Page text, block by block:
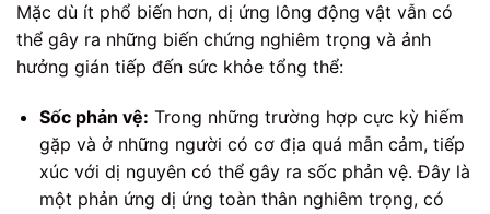
Mặc dù ít phổ biến hơn, dị ứng lông động vật vẫn có
thể gây ra những biến chứng nghiêm trọng và ảnh
hưởng gián tiếp đến sức khỏe tổng thể:
Sốc phản vệ: Trong những trường hợp cực kỳ hiếm
gặp và ở những người có cơ địa quá mẫn cảm, tiếp
xúc với dị nguyên có thể gây ra sốc phản vệ. Đây là
một phản ứng dị ứng toàn thân nghiêm trọng, có